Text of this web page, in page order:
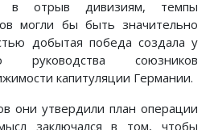
отрыв дивизиям, темпы
могли бы быть значительно
добытая победа создала у
руководства союзников
капитуляции Германии.
они утвердили план операции
заключался в том, чтобы